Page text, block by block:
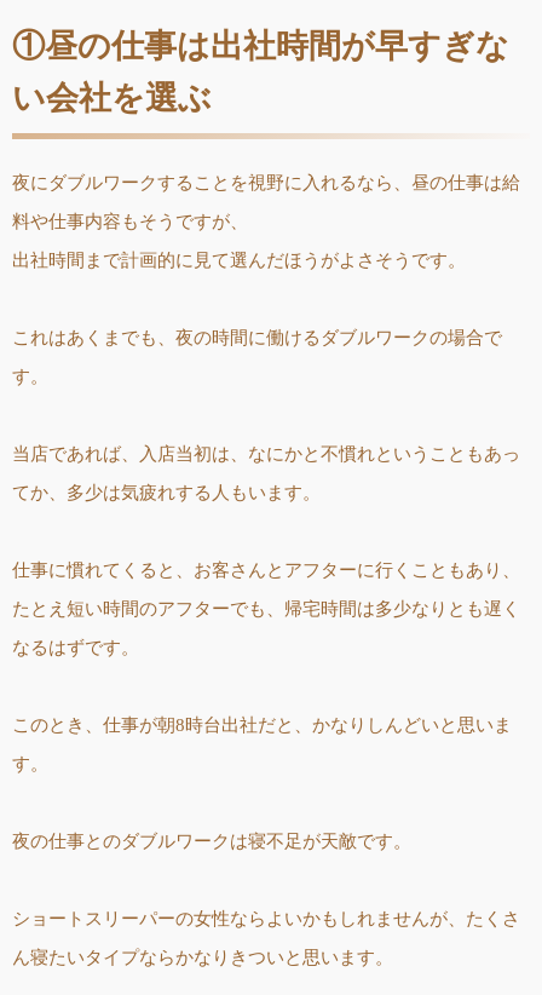
①昼の仕事は出社時間が早すぎな
い会社を選ぶ
夜にダブルワークすることを視野に入れるなら、昼の仕事は給
料や仕事内容もそうですが、
出社時間まで計画的に見て選んだほうがよさそうです。
これはあくまでも、夜の時間に働けるダブルワークの場合で
す。
当店であれば、入店当初は、なにかと不慣れということもあっ
てか、多少は気疲れする人もいます。
仕事に慣れてくると、お客さんとアフターに行くこともあり、
たとえ短い時間のアフターでも、帰宅時間は多少なりとも遅く
なるはずです。
このとき、仕事が朝8時台出社だと、かなりしんどいと思いま
す。
夜の仕事とのダブルワークは寝不足が天敵です。
ショートスリーパーの女性ならよいかもしれませんが、たくさ
ん寝たいタイプならかなりきついと思います。